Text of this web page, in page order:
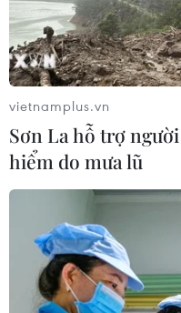
Bộ Xây dựng mạnh
chậm tiến độ cao tốc
04/08/2026 08:26
Công
đào hầm NATM "hệ Đèo
04/08/2026 08:23
Lào Cai: Hơn
xuống khu vực Trạm
vietnamplus.vn
Sơn La hỗ trợ
hiểm do mưa lũ